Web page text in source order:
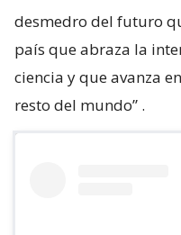
desmedro del futuro
país que abraza la
ciencia y que avanza
resto del mundo” .